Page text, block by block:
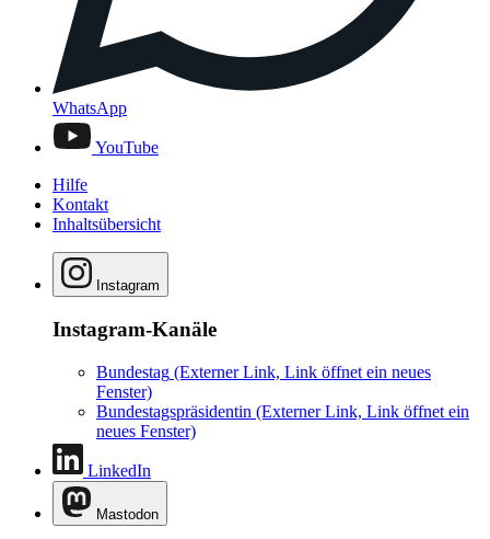
WhatsApp
YouTube
Hilfe
Kontakt
Inhaltsübersicht
Instagram
Instagram-Kanäle
Bundestag (Externer Link, Link öffnet ein neues
Fenster)
Bundestagspräsidentin (Externer Link, Link öffnet ein
neues Fenster)
LinkedIn
Mastodon